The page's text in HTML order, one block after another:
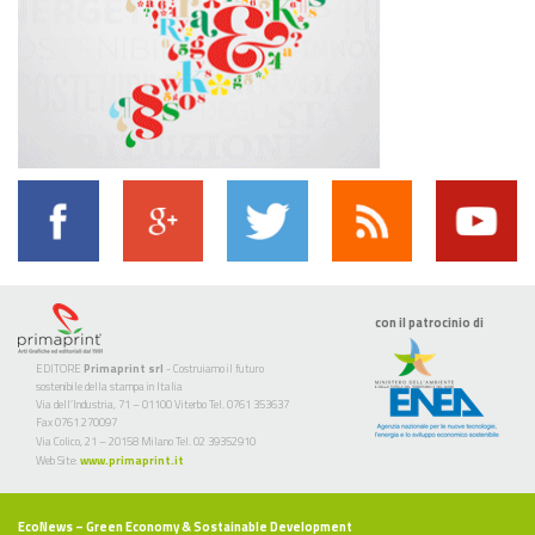
EDITORE Primaprint srl - Costruiamo il futuro
sostenibile della stampa in Italia
Via dell’Industria, 71 – 01100 Viterbo Tel. 0761 353637
Fax 0761 270097
Via Colico, 21 – 20158 Milano Tel. 02 39352910
Web Site: www.primaprint.it
con il patrocinio di
EcoNews– Green Economy & Sostainable Development